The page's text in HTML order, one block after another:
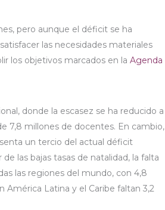
pero aunque el déficit se ha
las necesidades materiales
los objetivos marcados en laAgenda
donde la escasez se ha reducido a
7,8 millones de docentes. En cambio,
un tercio del actual déficit
las bajas tasas de natalidad, la falta
las regiones del mundo, con 4,8
América Latina y el Caribe faltan 3,2